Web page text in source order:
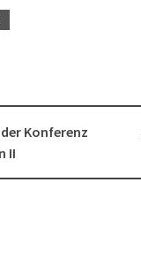
Konferenz
II